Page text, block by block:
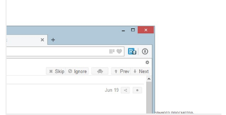
webových
Toto
rozšírenie